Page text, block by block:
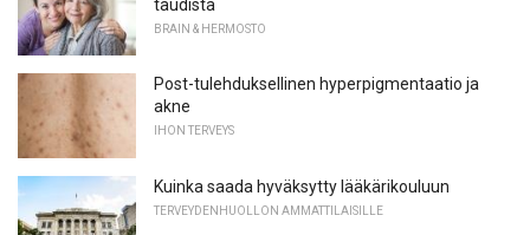
taudista
BRAIN & HERMOSTO
Post-tulehduksellinen hyperpigmentaatio ja
akne
IHON TERVEYS
Kuinka saada hyväksytty lääkärikouluun
TERVEYDENHUOLLON AMMATTILAISILLE